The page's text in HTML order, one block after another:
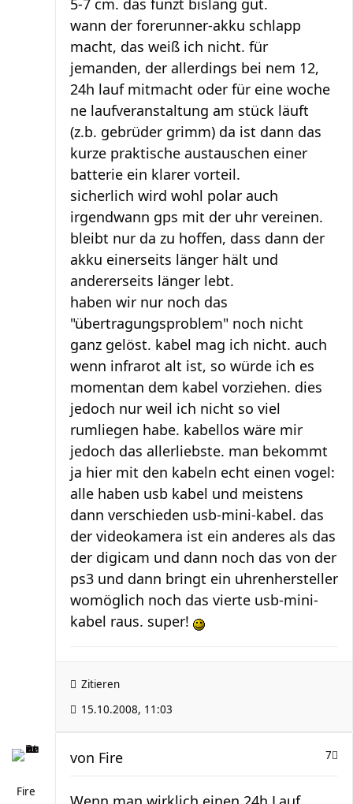
5-7 cm. das funzt bislang gut.
wann der forerunner-akku schlapp
macht, das weiß ich nicht. für
jemanden, der allerdings bei nem 12,
24h lauf mitmacht oder für eine woche
ne laufveranstaltung am stück läuft
(z.b. gebrüder grimm) da ist dann das
kurze praktische austauschen einer
batterie ein klarer vorteil.
sicherlich wird wohl polar auch
irgendwann gps mit der uhr vereinen.
bleibt nur da zu hoffen, dass dann der
akku einerseits länger hält und
andererseits länger lebt.
haben wir nur noch das
"übertragungsproblem" noch nicht
ganz gelöst. kabel mag ich nicht. auch
wenn infrarot alt ist, so würde ich es
momentan dem kabel vorziehen. dies
jedoch nur weil ich nicht so viel
rumliegen habe. kabellos wäre mir
jedoch das allerliebste. man bekommt
ja hier mit den kabeln echt einen vogel:
alle haben usb kabel und meistens
dann verschieden usb-mini-kabel. das
der videokamera ist ein anderes als das
der digicam und dann noch das von der
ps3 und dann bringt ein uhrenhersteller
womöglich noch das vierte usb-mini-
kabel raus. super!
Zitieren
15.10.2008, 11:03
Fire
7
von Fire